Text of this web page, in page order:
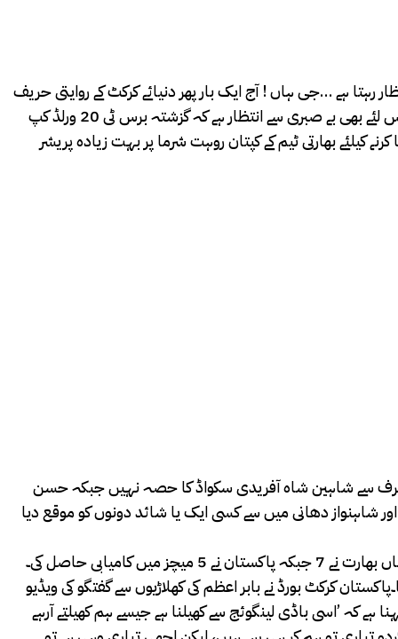
رہتا ہے …جی ہاں ! آج ایک بار پھر دنیائے کرکٹ کے روایتی حریف
پاکستان اور بھارت ایک دوسرے کا مقابلہ میدان میں کریں گے. شائقین کرکٹ پاک بھارت مقابلہ دیکھنے کو بے تاب ہیں ، آج کے ٹاکرے کا اس لئے بھی بے صبری سے انتظار ہے کہ گزشتہ برس ٹی 20 ورلڈ کپ
کی طرف سے شاہین شاہ آفریدی سکواڈ کا حصہ نہیں جبکہ حسن
شاہنواز دھانی میں سے کسی ایک یا شائد دونوں کو موقع دیا
کرکٹ بورڈ نے بابر اعظم کی کھلاڑیوں سے گفتگو کی ویڈیو
کہ ’اسی باڈی لینگوئج سے کھیلنا ہے جیسے ہم کھیلتے آرہے